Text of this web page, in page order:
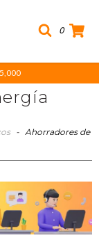
0
- Ahorradores de